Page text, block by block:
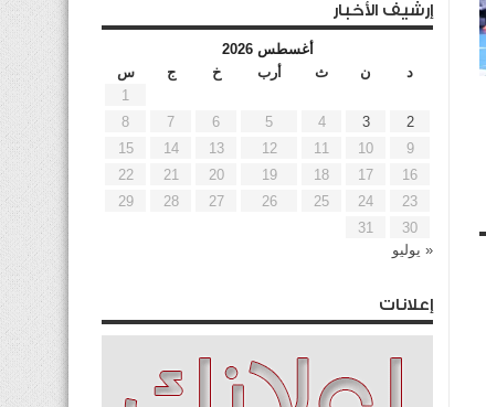
إرشيف الأخبار
أغسطس 2026
د
ن ث أرب خ ج
س
1
2
3
4
5
6
7
8
9
10
11
12
13
14
15
16
17
18
19
20
21
22
23
24
25
26
27
28
29
30
31
« يوليو
إعلانات